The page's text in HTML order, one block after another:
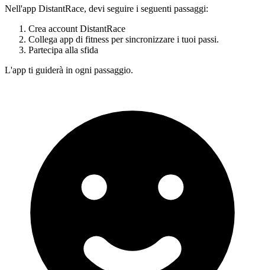
Nell'app DistantRace, devi seguire i seguenti passaggi:
Crea account DistantRace
Collega app di fitness per sincronizzare i tuoi passi.
Partecipa alla sfida
L'app ti guiderà in ogni passaggio.